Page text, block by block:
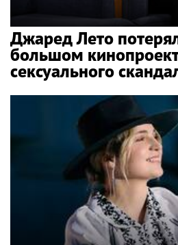
Джаред Лето
большом
сексуального